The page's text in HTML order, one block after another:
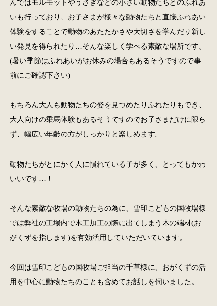
んではモルモットやうさぎなどの小さい動物たちとのふれあ
いも行っており、お子さまが様々な動物たちと直接ふれあい
体験をすることで動物のあたたかさや大切さを学んだり新し
い発見を得られたり…そんな楽しく学べる素敵な場所です。
(暑い季節はふれあいがお休みの場合もあるそうですので事
前にご確認下さい)
もちろん大人も動物たちの姿を見つめたりふれたりもでき、
大人向けの乗馬体験もあるそうですのでお子さまだけに限ら
ず、幅広い年齢の方がしっかりと楽しめます。
動物たちがとにかく人に慣れている子が多く、とってもかわ
いいです…！
そんな素敵な牧場の動物たちの為に、雪印こどもの国牧場様
では弊社の工場内で木工加工の際に出てしまう木の端材(お
がくずを指します)を有効活用していただいています。
今回は雪印こどもの国牧場ご担当の千草様に、おがくずの活
用を中心に動物たちのことも含めてお話しを伺いました。